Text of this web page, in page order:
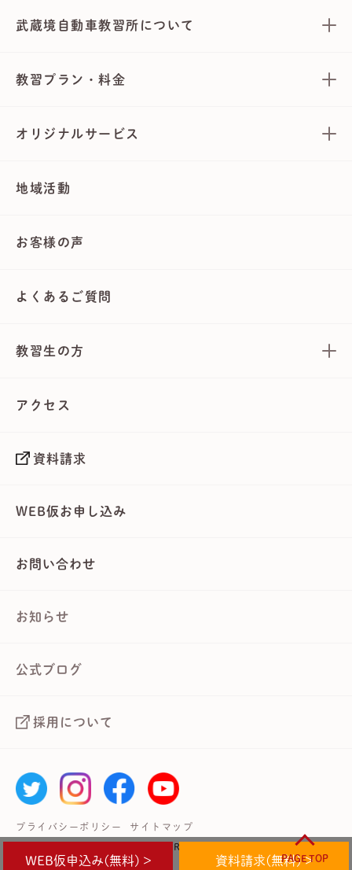
PAGE TOP
WEB仮申込み(無料) > 資料請求(無料) >
武蔵境自動車教習所について
教習プラン・料金
オリジナルサービス
地域活動
お客様の声
よくあるご質問
教習生の方
アクセス
資料請求
WEB仮お申し込み
お問い合わせ
お知らせ
公式ブログ
採用について
プライバシーポリシー サイトマップ
Copyright © 武蔵境自動車教習所 All Rights Reserved.